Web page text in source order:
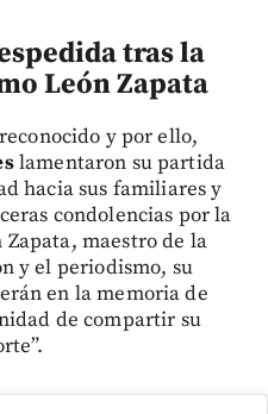
tras la
León Zapata
y por ello,
lamentaron su partida
hacia sus familiares y
condolencias por la
maestro de la
y el periodismo, su
en la memoria de
de compartir su